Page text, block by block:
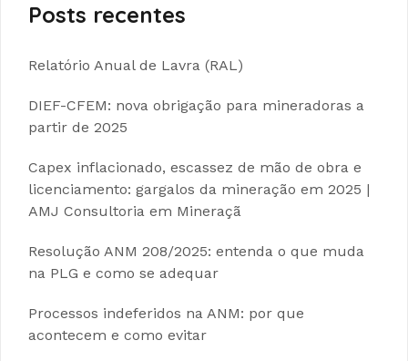
Posts recentes
Relatório Anual de Lavra (RAL)
DIEF-CFEM: nova obrigação para mineradoras a
partir de 2025
Capex inflacionado, escassez de mão de obra e
licenciamento: gargalos da mineração em 2025 |
AMJ Consultoria em Mineraçã
Resolução ANM 208/2025: entenda o que muda
na PLG e como se adequar
Processos indeferidos na ANM: por que
acontecem e como evitar